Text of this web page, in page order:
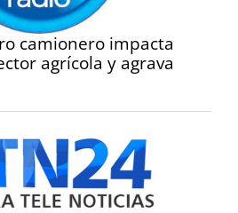
camionero impacta
agrícola y agrava